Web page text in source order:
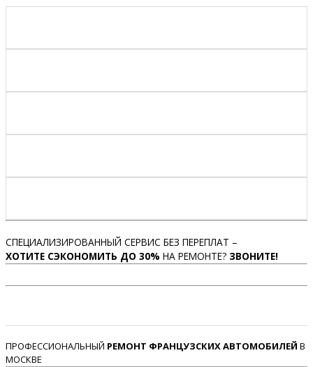
СПЕЦИАЛИЗИРОВАННЫЙ СЕРВИС БЕЗ ПЕРЕПЛАТ –
ХОТИТЕ СЭКОНОМИТЬ ДО 30% НА РЕМОНТЕ? ЗВОНИТЕ!
ПРОФЕССИОНАЛЬНЫЙ РЕМОНТ ФРАНЦУЗСКИХ АВТОМОБИЛЕЙ В
МОСКВЕ